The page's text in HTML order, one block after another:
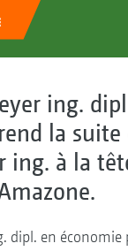
ing.
la suite
ing. à la
dipl. en économie